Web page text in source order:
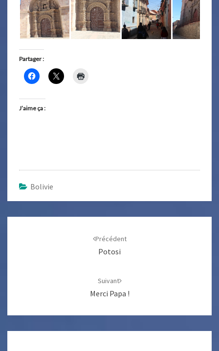
Partager :
J’aime ça :
Bolivie
Précédent
Potosi
Suivant
Merci Papa !